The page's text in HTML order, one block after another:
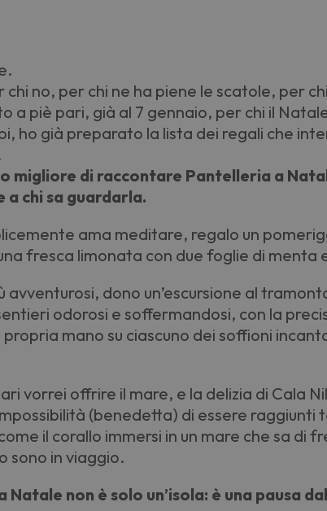
chi no, per chi ne ha piene le scatole, per
a piè pari, già al 7 gennaio, per chi il
ho già preparato la lista dei regali che
migliore di raccontare Pantelleria a
a chi sa guardarla.
ama meditare, regalo un
fresca limonata con due foglie di menta
avventurosi, dono un’escursione al
odorosi e soffermandosi, con la
mano su ciascuno dei soffioni
vorrei offrire il mare, e la delizia di Cala
(benedetta) di essere
il corallo immersi in un mare che sa di
sono in viaggio.
non è solo un’isola: è una pausa